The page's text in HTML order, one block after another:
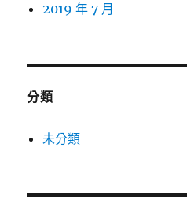
2019 年 7 月
分類
未分類